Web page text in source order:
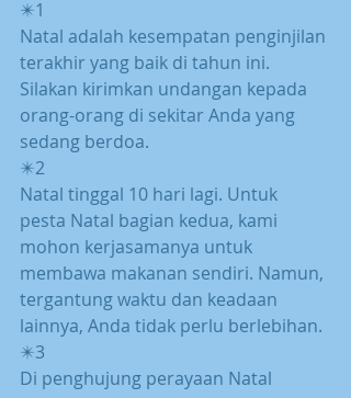
✴️1
Natal adalah kesempatan penginjilan
terakhir yang baik di tahun ini.
Silakan kirimkan undangan kepada
orang-orang di sekitar Anda yang
sedang berdoa.
✴️2
Natal tinggal 10 hari lagi. Untuk
pesta Natal bagian kedua, kami
mohon kerjasamanya untuk
membawa makanan sendiri. Namun,
tergantung waktu dan keadaan
lainnya, Anda tidak perlu berlebihan.
✴️3
Di penghujung perayaan Natal